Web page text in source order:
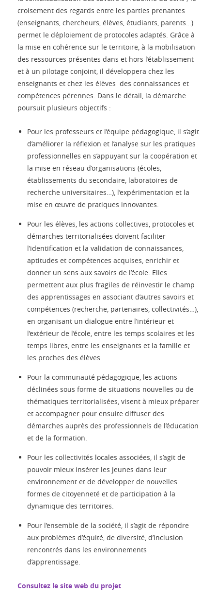
croisement des regards entre les parties prenantes
(enseignants, chercheurs, élèves, étudiants, parents…)
permet le déploiement de protocoles adaptés. Grâce à
la mise en cohérence sur le territoire, à la mobilisation
des ressources présentes dans et hors l’établissement
et à un pilotage conjoint, il développera chez les
enseignants et chez les élèves des connaissances et
compétences pérennes. Dans le détail, la démarche
poursuit plusieurs objectifs :
Pour les professeurs et l’équipe pédagogique, il s’agit
d’améliorer la réflexion et l’analyse sur les pratiques
professionnelles en s’appuyant sur la coopération et
la mise en réseau d’organisations (écoles,
établissements du secondaire, laboratoires de
recherche universitaires…), l’expérimentation et la
mise en œuvre de pratiques innovantes.
Pour les élèves, les actions collectives, protocoles et
démarches territorialisées doivent faciliter
l’identification et la validation de connaissances,
aptitudes et compétences acquises, enrichir et
donner un sens aux savoirs de l’école. Elles
permettent aux plus fragiles de réinvestir le champ
des apprentissages en associant d’autres savoirs et
compétences (recherche, partenaires, collectivités…),
en organisant un dialogue entre l’intérieur et
l’extérieur de l’école, entre les temps scolaires et les
temps libres, entre les enseignants et la famille et
les proches des élèves.
Pour la communauté pédagogique, les actions
déclinées sous forme de situations nouvelles ou de
thématiques territorialisées, visent à mieux préparer
et accompagner pour ensuite diffuser des
démarches auprès des professionnels de l’éducation
et de la formation.
Pour les collectivités locales associées, il s’agit de
pouvoir mieux insérer les jeunes dans leur
environnement et de développer de nouvelles
formes de citoyenneté et de participation à la
dynamique des territoires.
Pour l’ensemble de la société, il s’agit de répondre
aux problèmes d’équité, de diversité, d’inclusion
rencontrés dans les environnements
d’apprentissage.
Consultez le site web du projet